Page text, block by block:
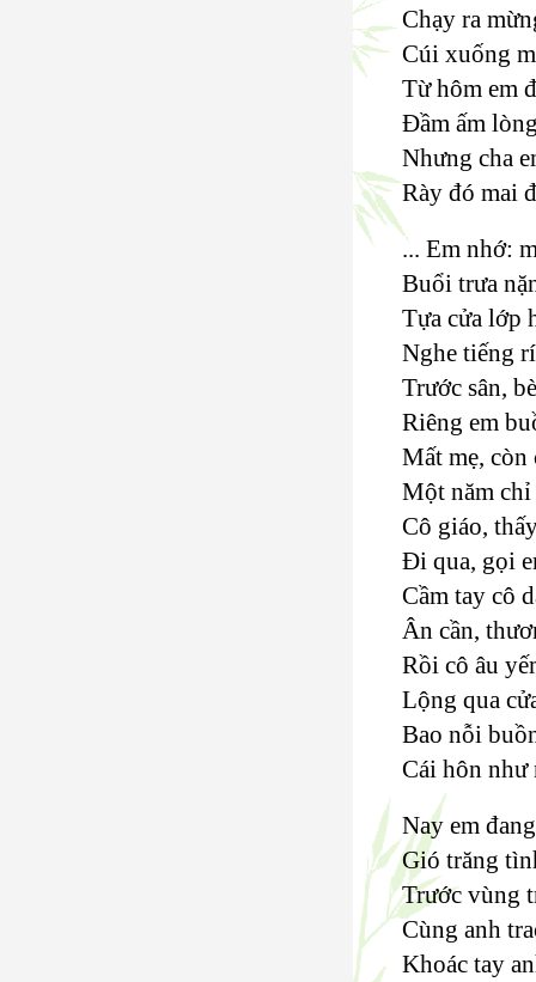
Chạy ra
Cúi xuống
Từ hôm em
Đầm ấm
Nhưng cha
Rày đó mai
... Em nhớ:
Buổi trưa
Tựa cửa lớp
Nghe tiếng
Trước sân,
Riêng em
Mất mẹ, còn
Một năm
Cô giáo,
Đi qua, gọi
Cầm tay cô
Ân cần,
Rồi cô âu
Lộng qua
Bao nỗi
Cái hôn như
Nay em
Gió trăng
Trước vùng
Cùng anh
Khoác tay